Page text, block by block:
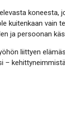
kuitenkaan vain
ja persoonan
liittyen
–